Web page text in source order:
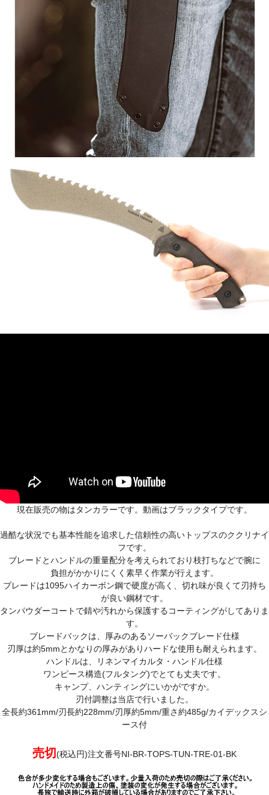
現在販売の物はタンカラーです。動画はブラックタイプです。
過酷な状況でも基本性能を追求した信頼性の高いトップスのククリナイ
フです。
ブレードとハンドルの重量配分を考えられており枝打ちなどで腕に
負担がかかりにくく素早く作業が行えます。
ブレードは1095ハイカーボン鋼で硬度が高く、切れ味が良くて刃持ち
が良い鋼材です。
タンパウダーコートで錆や汚れから保護するコーティングがしてありま
す。
ブレードバックは、厚みのあるソーバックブレード仕様
刃厚は約5mmとかなりの厚みがありハードな使用も耐えられます。
ハンドルは、リネンマイカルタ・ハンドル仕様
ワンピース構造(フルタング)でとても丈夫です。
キャンプ、ハンティングにいかがですか。
刃付調整は当店で行いました。
全長約361mm/刃長約228mm/刃厚約5mm/重さ約485g/カイデックスシ
ース付
売切(税込円)注文番号NI-BR-TOPS-TUN-TRE-01-BK